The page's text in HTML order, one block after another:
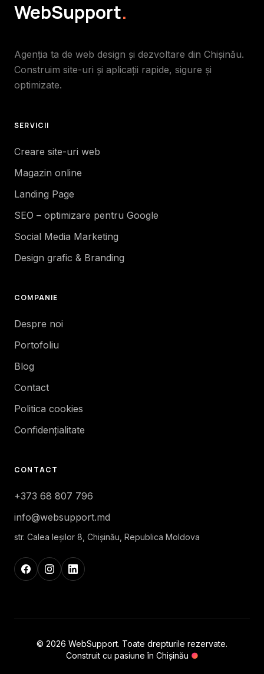
WebSupport.
Agenția ta de web design și dezvoltare din Chișinău.
Construim site-uri și aplicații rapide, sigure și
optimizate.
SERVICII
Creare site-uri web
Magazin online
Landing Page
SEO – optimizare pentru Google
Social Media Marketing
Design grafic & Branding
COMPANIE
Despre noi
Portofoliu
Blog
Contact
Politica cookies
Confidențialitate
CONTACT
+373 68 807 796
info@websupport.md
str. Calea Ieşilor 8, Chișinău, Republica Moldova
© 2026 WebSupport. Toate drepturile rezervate.
Construit cu pasiune în Chișinău ●